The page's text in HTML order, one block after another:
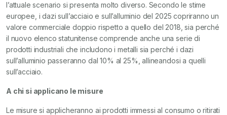
l’attuale scenario si presenta molto diverso. Secondo le stime
europee, i dazi sull’acciaio e sull’alluminio del 2025 copriranno un
valore commerciale doppio rispetto a quello del 2018, sia perché
il nuovo elenco statunitense comprende anche una serie di
prodotti industriali che includono i metalli sia perché i dazi
sull’alluminio passeranno dal 10% al 25%, allineandosi a quelli
sull’acciaio.
A chi si applicano le misure
Le misure si applicheranno ai prodotti immessi al consumo o ritirati